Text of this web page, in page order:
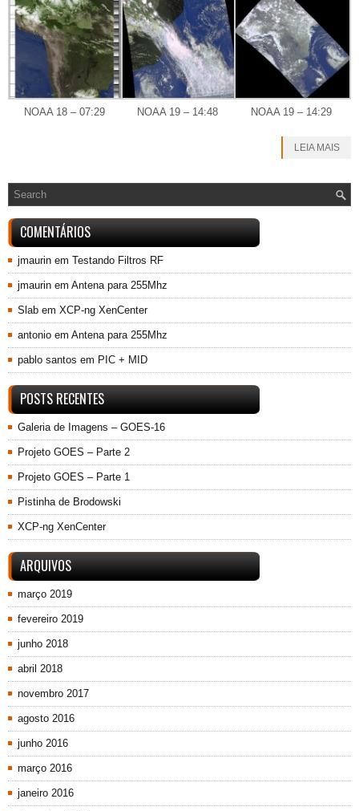
NOAA 18 – 07:29 NOAA 19 – 14:48 NOAA 19 – 14:29
LEIA MAIS
COMENTÁRIOS
jmaurin em Testando Filtros RF
jmaurin em Antena para 255Mhz
Slab em XCP-ng XenCenter
antonio em Antena para 255Mhz
pablo santos em PIC + MID
POSTS RECENTES
Galeria de Imagens – GOES-16
Projeto GOES – Parte 2
Projeto GOES – Parte 1
Pistinha de Brodowski
XCP-ng XenCenter
ARQUIVOS
março 2019
fevereiro 2019
junho 2018
abril 2018
novembro 2017
agosto 2016
junho 2016
março 2016
janeiro 2016